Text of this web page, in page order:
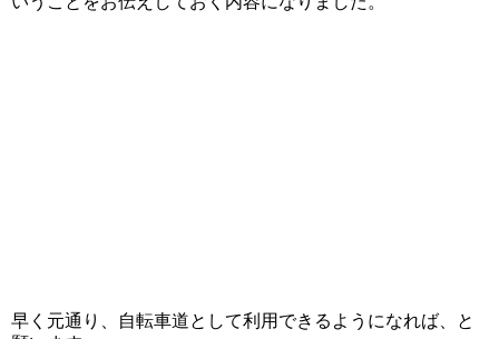
早く元通り、自転車道として利用できるようになれば、と